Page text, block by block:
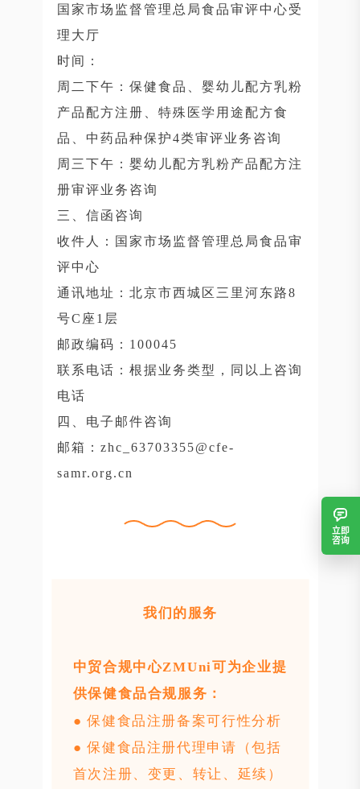
国家市场监督管理总局食品审评中心受
理大厅
时间：
周二下午：保健食品、婴幼儿配方乳粉
产品配方注册、特殊医学用途配方食
品、中药品种保护4类审评业务咨询
周三下午：婴幼儿配方乳粉产品配方注
册审评业务咨询
三、信函咨询
收件人：国家市场监督管理总局食品审
评中心
通讯地址：北京市西城区三里河东路8
号C座1层
邮政编码：100045
联系电话：根据业务类型，同以上咨询
电话
四、电子邮件咨询
邮箱：zhc_63703355@cfe-
samr.org.cn
我们的服务
中贸合规中心ZMUni可为企业提
供保健食品合规服务：
● 保健食品注册备案可行性分析
● 保健食品注册代理申请（包括
首次注册、变更、转让、延续）
立即
咨询